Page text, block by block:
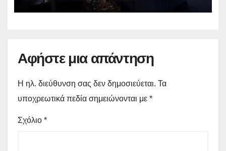
Αφήστε μια απάντηση
Η ηλ. διεύθυνση σας δεν δημοσιεύεται. Τα
υποχρεωτικά πεδία σημειώνονται με *
Σχόλιο *